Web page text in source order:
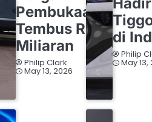
Pembukaan
Tembus Rp1
Miliaran
Philip Clark
May 13, 2026
di
Philip
May 13,